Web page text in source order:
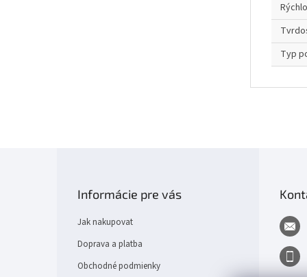
Typ
Informácie pre vás
Jak nakupovat
Doprava a platba
Obchodné podmienky